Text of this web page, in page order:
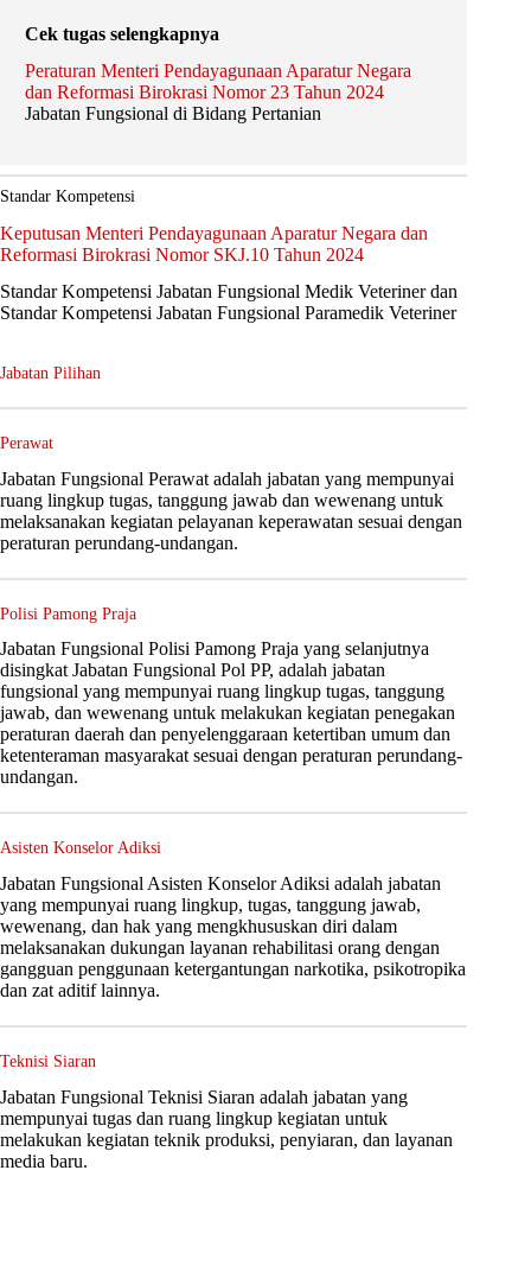
Cek tugas selengkapnya
Peraturan Menteri Pendayagunaan Aparatur Negara
dan Reformasi Birokrasi Nomor 23 Tahun 2024
Jabatan Fungsional di Bidang Pertanian
Standar Kompetensi
Keputusan Menteri Pendayagunaan Aparatur Negara dan
Reformasi Birokrasi Nomor SKJ.10 Tahun 2024
Standar Kompetensi Jabatan Fungsional Medik Veteriner dan
Standar Kompetensi Jabatan Fungsional Paramedik Veteriner
Jabatan Pilihan
Perawat
Jabatan Fungsional Perawat adalah jabatan yang mempunyai
ruang lingkup tugas, tanggung jawab dan wewenang untuk
melaksanakan kegiatan pelayanan keperawatan sesuai dengan
peraturan perundang-undangan.
Polisi Pamong Praja
Jabatan Fungsional Polisi Pamong Praja yang selanjutnya
disingkat Jabatan Fungsional Pol PP, adalah jabatan
fungsional yang mempunyai ruang lingkup tugas, tanggung
jawab, dan wewenang untuk melakukan kegiatan penegakan
peraturan daerah dan penyelenggaraan ketertiban umum dan
ketenteraman masyarakat sesuai dengan peraturan perundang-
undangan.
Asisten Konselor Adiksi
Jabatan Fungsional Asisten Konselor Adiksi adalah jabatan
yang mempunyai ruang lingkup, tugas, tanggung jawab,
wewenang, dan hak yang mengkhususkan diri dalam
melaksanakan dukungan layanan rehabilitasi orang dengan
gangguan penggunaan ketergantungan narkotika, psikotropika
dan zat aditif lainnya.
Teknisi Siaran
Jabatan Fungsional Teknisi Siaran adalah jabatan yang
mempunyai tugas dan ruang lingkup kegiatan untuk
melakukan kegiatan teknik produksi, penyiaran, dan layanan
media baru.